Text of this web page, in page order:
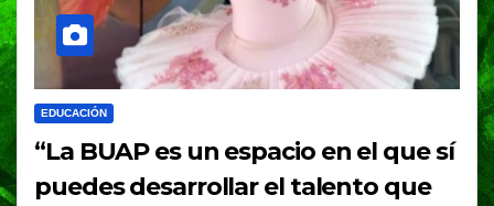
EDUCACIÓN
“La BUAP es un espacio en el que sí
puedes desarrollar el talento que